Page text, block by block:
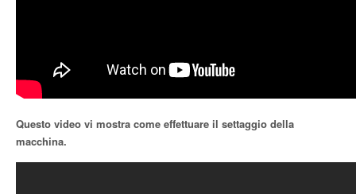
Questo video vi mostra come effettuare il settaggio della
macchina.